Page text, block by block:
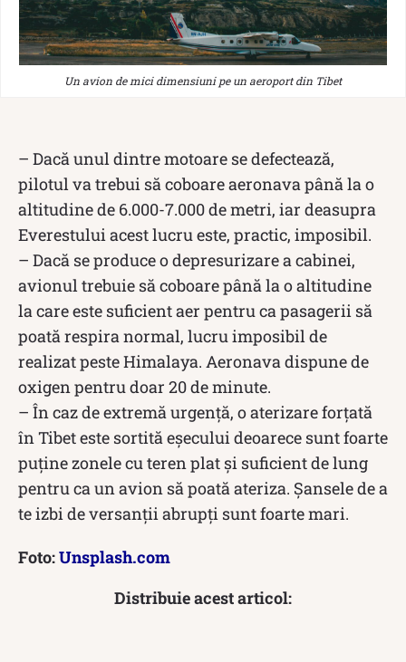
Un avion de mici dimensiuni pe un aeroport din Tibet
– Dacă unul dintre motoare se defectează,
pilotul va trebui să coboare aeronava până la o
altitudine de 6.000-7.000 de metri, iar deasupra
Everestului acest lucru este, practic, imposibil.
– Dacă se produce o depresurizare a cabinei,
avionul trebuie să coboare până la o altitudine
la care este suficient aer pentru ca pasagerii să
poată respira normal, lucru imposibil de
realizat peste Himalaya. Aeronava dispune de
oxigen pentru doar 20 de minute.
– În caz de extremă urgență, o aterizare forțată
în Tibet este sortită eșecului deoarece sunt foarte
puține zonele cu teren plat și suficient de lung
pentru ca un avion să poată ateriza. Șansele de a
te izbi de versanții abrupți sunt foarte mari.
Foto:Unsplash.com
Distribuie acest articol: